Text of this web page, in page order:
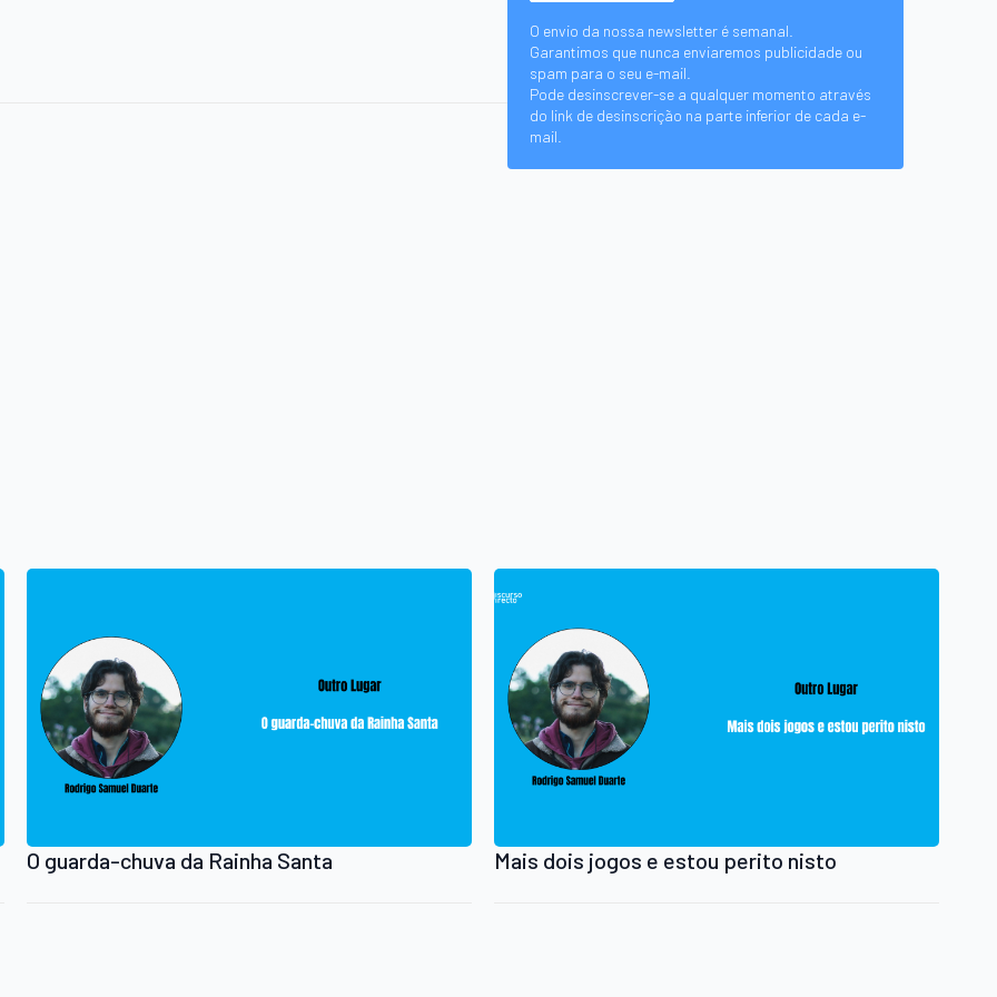
O envio da nossa newsletter é semanal.
Garantimos que nunca enviaremos publicidade ou
spam para o seu e-mail.
Pode desinscrever-se a qualquer momento através
do link de desinscrição na parte inferior de cada e-
mail.
O guarda-chuva da Rainha Santa Mais dois jogos e estou perito nisto